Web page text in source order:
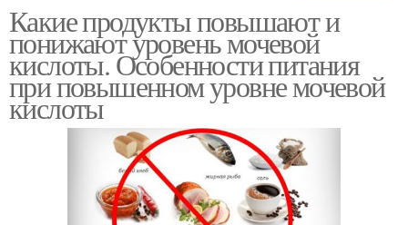
Кислота в моче
моче
Какие продукты повышают и
понижают уровень мочевой
кислоты. Особенности питания
при повышенном уровне мочевой
кислоты